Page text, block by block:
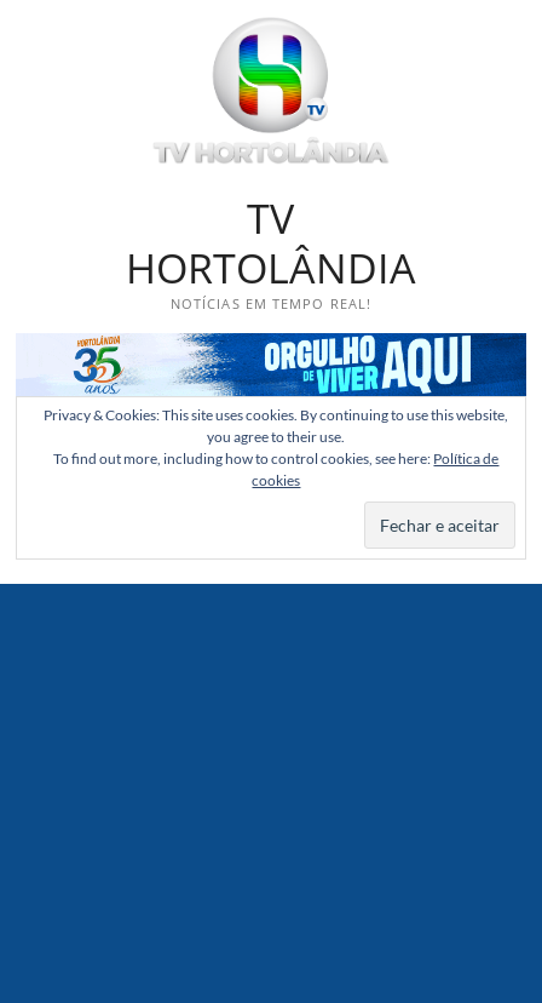
TV
HORTOLÂNDIA
NOTÍCIAS EM TEMPO REAL!
Privacy & Cookies: This site uses cookies. By continuing to use this website,
you agree to their use.
To find out more, including how to control cookies, see here: Política de
cookies